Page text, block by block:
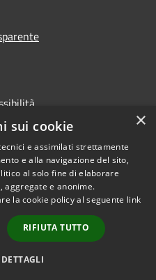
Copyright © 2026 • Comune di
Castel San Giovanni • Powered
byMunicipium
Accesso
redazione
×
sui cookie
e assimilati strettamente
e alla navigazione del sito,
al solo fine di elaborare
aggregate e anonime.
la cookie policy al seguente link
RIFIUTA TUTTO